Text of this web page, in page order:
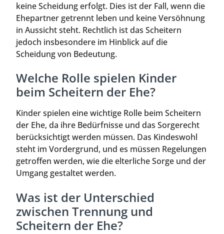
keine Scheidung erfolgt. Dies ist der Fall, wenn die
Ehepartner getrennt leben und keine Versöhnung
in Aussicht steht. Rechtlich ist das Scheitern
jedoch insbesondere im Hinblick auf die
Scheidung von Bedeutung.
Welche Rolle spielen Kinder
beim Scheitern der Ehe?
Kinder spielen eine wichtige Rolle beim Scheitern
der Ehe, da ihre Bedürfnisse und das Sorgerecht
berücksichtigt werden müssen. Das Kindeswohl
steht im Vordergrund, und es müssen Regelungen
getroffen werden, wie die elterliche Sorge und der
Umgang gestaltet werden.
Was ist der Unterschied
zwischen Trennung und
Scheitern der Ehe?